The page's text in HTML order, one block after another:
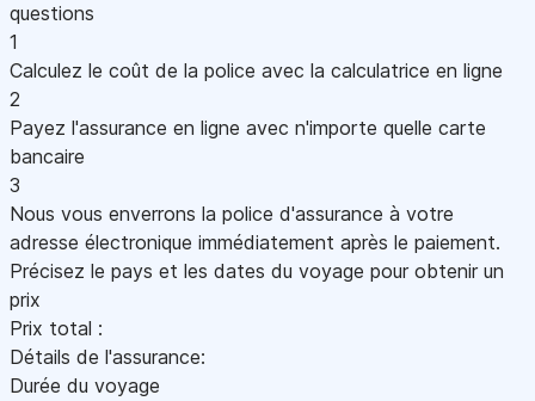
questions
1
Calculez le coût de la police avec la calculatrice en ligne
2
Payez l'assurance en ligne avec n'importe quelle carte
bancaire
3
Nous vous enverrons la police d'assurance à votre
adresse électronique immédiatement après le paiement.
Précisez le pays et les dates du voyage pour obtenir un
prix
Prix total :
Détails de l'assurance:
Durée du voyage